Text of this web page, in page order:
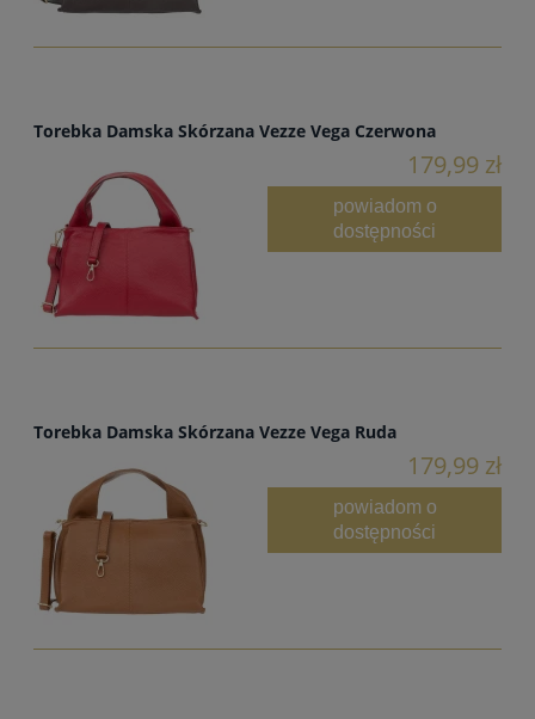
Torebka Damska Skórzana Vezze Vega Czerwona
179,99 zł
powiadom o
dostępności
Torebka Damska Skórzana Vezze Vega Ruda
179,99 zł
powiadom o
dostępności